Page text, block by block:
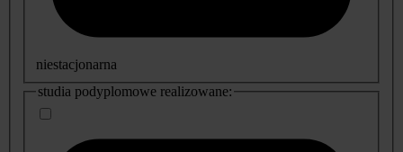
niestacjonarna
studia podyplomowe realizowane: